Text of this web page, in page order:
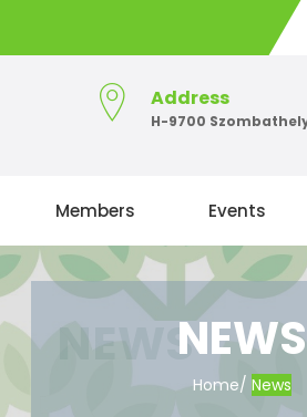
Address
H-9700
Members Events
NEWS
Home/ News